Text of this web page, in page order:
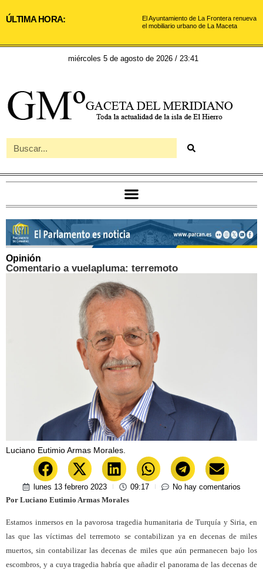
ÚLTIMA HORA:
El Ayuntamiento de La Frontera renueva
el mobiliario urbano de La Maceta
miércoles 5 de agosto de 2026 / 23:41
Opinión
Comentario a vuelapluma: terremoto
Luciano Eutimio Armas Morales.
lunes 13 febrero 2023 09:17
No hay comentarios
Por Luciano Eutimio Armas Morales
Estamos inmersos en la pavorosa tragedia humanitaria de Turquía y Siria, en
las que las víctimas del terremoto se contabilizan ya en decenas de miles
muertos, sin contabilizar las decenas de miles que aún permanecen bajo los
escombros, y a cuya tragedia habría que añadir el panorama de las decenas de